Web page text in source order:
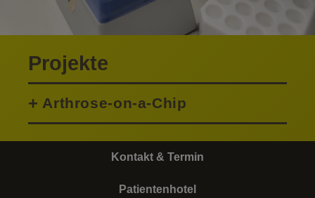
Projekte
Arthrose-on-a-Chip
Kontakt & Termin
Patientenhotel